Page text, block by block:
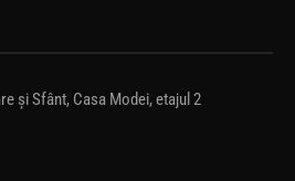
și Sfânt, Casa Modei, etajul 2